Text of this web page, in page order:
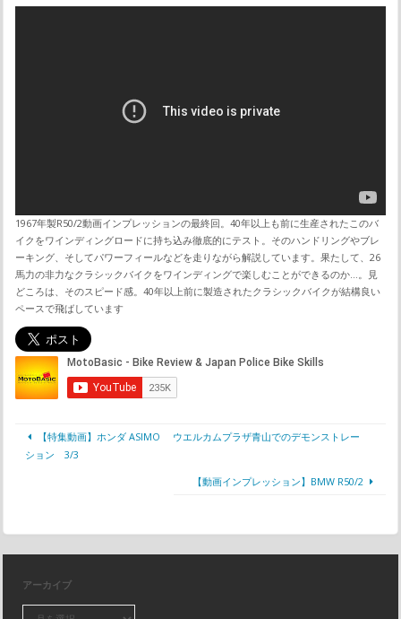
1967年製R50/2動画インプレッションの最終回。40年以上も前に生産されたこのバ
イクをワインディングロードに持ち込み徹底的にテスト。そのハンドリングやブレ
ーキング、そしてパワーフィールなどを走りながら解説しています。果たして、26
馬力の非力なクラシックバイクをワインディングで楽しむことができるのか…。見
どころは、そのスピード感。40年以上前に製造されたクラシックバイクが結構良い
ペースで飛ばしています
【特集動画】ホンダ ASIMO ウエルカムプラザ青山でのデモンストレー
ション 3/3
【動画インプレッション】BMW R50/2
アーカイブ